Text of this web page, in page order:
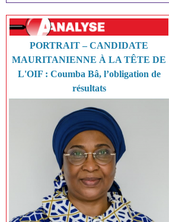
PORTRAIT – CANDIDATE
MAURITANIENNE À LA TÊTE DE
L'OIF : Coumba Bâ, l’obligation de
résultats